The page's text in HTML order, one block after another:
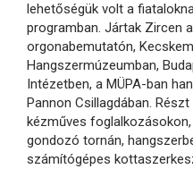
lehetőségük volt a
programban. Jártak Zircen
orgonabemutatón,
Hangszermúzeumban,
Intézetben, a MÜPA-ban
Pannon Csillagdában.
kézműves
gondozó tornán,
számítógépes